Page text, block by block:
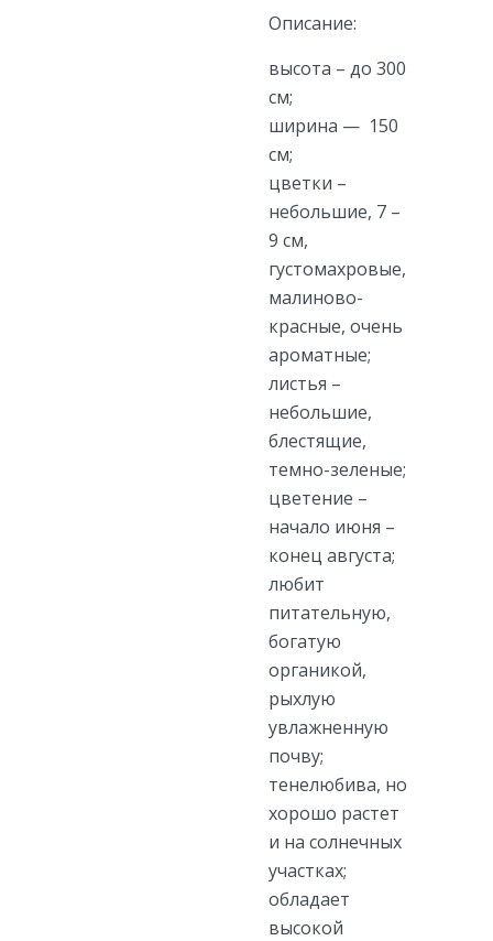
Описание:
высота – до 300
см;
ширина — 150
см;
цветки –
небольшие, 7 –
9 см,
густомахровые,
малиново-
красные, очень
ароматные;
листья –
небольшие,
блестящие,
темно-зеленые;
цветение –
начало июня –
конец августа;
любит
питательную,
богатую
органикой,
рыхлую
увлажненную
почву;
тенелюбива, но
хорошо растет
и на солнечных
участках;
обладает
высокой